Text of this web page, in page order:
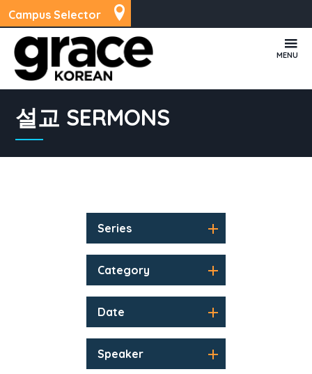
Campus Selector
MENU
설교 SERMONS
Series
Category
Date
Speaker